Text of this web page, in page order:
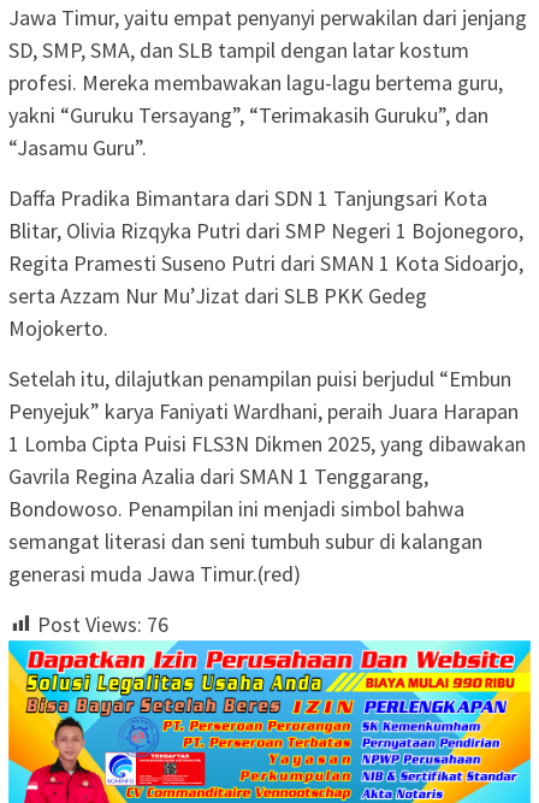
Jawa Timur, yaitu empat penyanyi perwakilan dari jenjang
SD, SMP, SMA, dan SLB tampil dengan latar kostum
profesi. Mereka membawakan lagu-lagu bertema guru,
yakni “Guruku Tersayang”, “Terimakasih Guruku”, dan
“Jasamu Guru”.
Daffa Pradika Bimantara dari SDN 1 Tanjungsari Kota
Blitar, Olivia Rizqyka Putri dari SMP Negeri 1 Bojonegoro,
Regita Pramesti Suseno Putri dari SMAN 1 Kota Sidoarjo,
serta Azzam Nur Mu’Jizat dari SLB PKK Gedeg
Mojokerto.
Setelah itu, dilajutkan penampilan puisi berjudul “Embun
Penyejuk” karya Faniyati Wardhani, peraih Juara Harapan
1 Lomba Cipta Puisi FLS3N Dikmen 2025, yang dibawakan
Gavrila Regina Azalia dari SMAN 1 Tenggarang,
Bondowoso. Penampilan ini menjadi simbol bahwa
semangat literasi dan seni tumbuh subur di kalangan
generasi muda Jawa Timur.(red)
Post Views: 76